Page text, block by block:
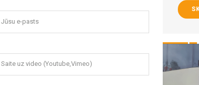
Jūsu e-pasts
Saite uz video (Youtube,Vimeo)